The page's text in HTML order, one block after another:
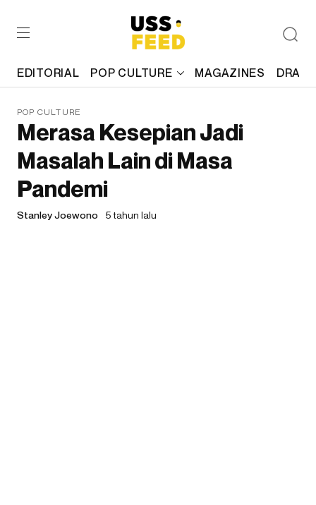
EDITORIAL POP CULTURE MAGAZINES
POP CULTURE
Merasa Kesepian Jadi
Masalah Lain di Masa
Pandemi
Stanley Joewono 5 tahun lalu